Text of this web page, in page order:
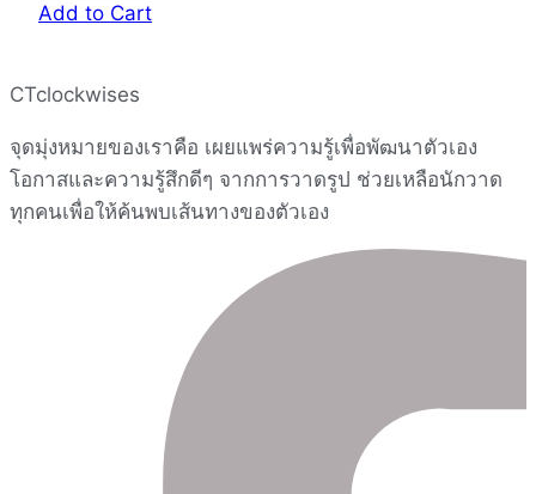
Characters
Alcohol
Markers
Course
[with
Add to Cart
CTclockwises
จุดมุ่งหมายของเราคือ เผยแพร่ความรู้เพื่อพัฒนาตัวเอง
โอกาสและความรู้สึกดีๆ จากการวาดรูป ช่วยเหลือนักวาด
ทุกคนเพื่อให้ค้นพบเส้นทางของตัวเอง